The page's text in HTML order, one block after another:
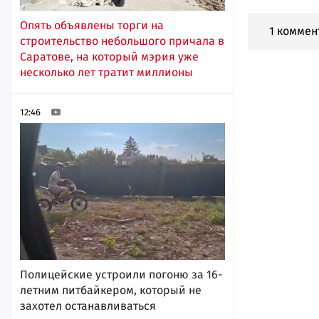
Опять объявлены торги на
строительство небольшого причала в
Саратове, на который мэрия уже
несколько лет тратит миллионы
12:46
Полицейские устроили погоню за 16-
летним питбайкером, который не
захотел останавливаться
1